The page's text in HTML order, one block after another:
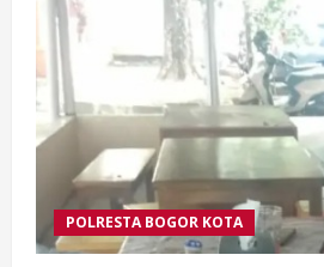
POLRESTA BOGOR KOTA